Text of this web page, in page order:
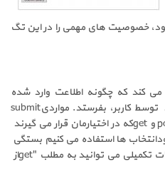
خصوصیت های مهمی را در این تگ
کند که چگونه اطلاعت وارد شده
submitتوسط کاربر، بفرستد. مواردی
که در اختیارمان قرار می گیرندgetو
انتخاب ها استفاده می کنیم بستگی
ازgetتکمیلی می توانید به مطلب "